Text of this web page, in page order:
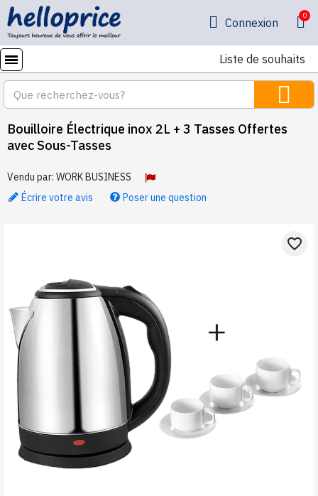
Connexion
Liste de souhaits
Bouilloire Électrique inox 2L + 3 Tasses Offertes
avec Sous-Tasses
Vendu par: WORK BUSINESS
Écrire votre avis
Poser une question
favorite_border